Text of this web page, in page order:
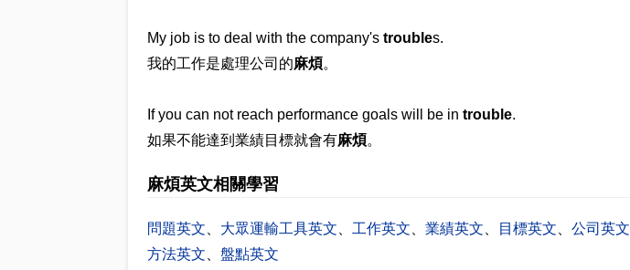
My job is to deal with the company's troubles.
我的工作是處理公司的麻煩。
If you can not reach performance goals will be in trouble.
如果不能達到業績目標就會有麻煩。
麻煩英文相關學習
問題英文 大眾運輸工具英文 工作英文 業績英文 目標英文 公司英文
方法英文
盤點英文